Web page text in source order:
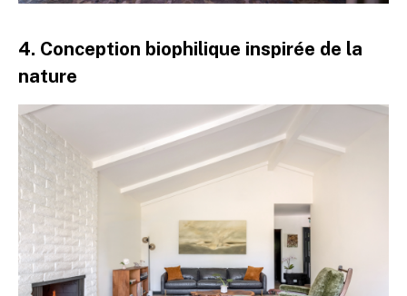
4. Conception biophilique inspirée de la
nature